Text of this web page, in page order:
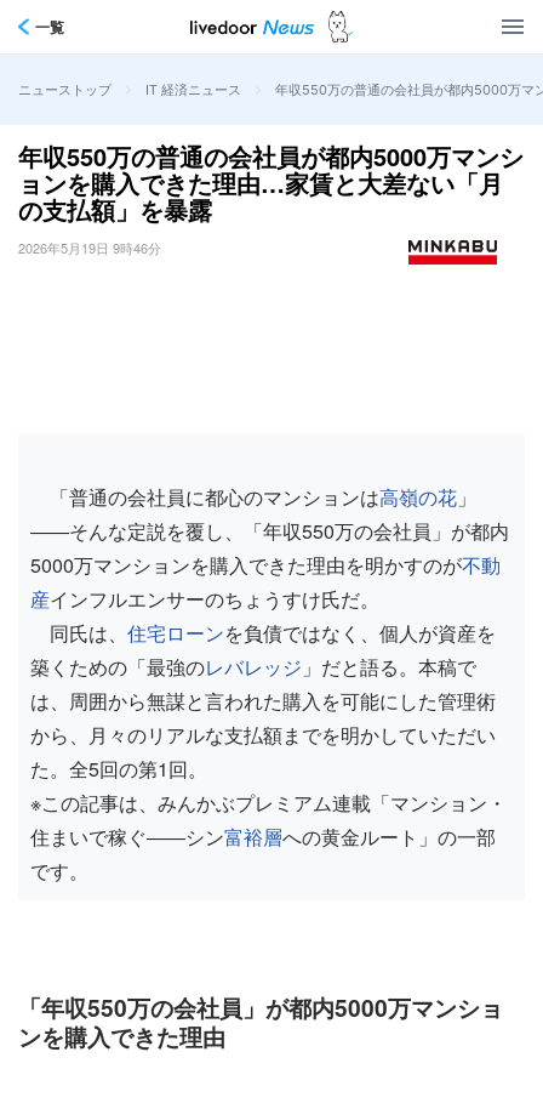
一覧
ニューストップ > IT 経済ニュース > 年収550万の普通の会社員が都内5000万マ
年収550万の普通の会社員が都内5000万マンシ
ョンを購入できた理由…家賃と大差ない「月
の支払額」を暴露
2026年5月19日 9時46分
「普通の会社員に都心のマンションは高嶺の花 」
――そんな定説を覆し、「年収550万の会社員」が都内
5000万マンションを購入できた理由を明かすのが不動
産インフルエンサーのちょうすけ氏だ。
同氏は、 住宅ローンを負債ではなく、個人が資産を
築くための「最強のレバレッジ 」だと語る。本稿で
は、周囲から無謀と言われた購入を可能にした管理術
から、月々のリアルな支払額までを明かしていただい
た。全5回の第1回。
※この記事は、みんかぶプレミアム連載「マンション・
住まいで稼ぐ――シン富裕層への黄金ルート」の一部
です。
「年収550万の会社員」が都内5000万マンショ
ンを購入できた理由